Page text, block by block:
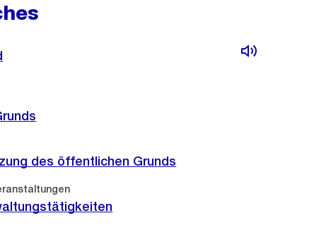
des öffentlichen Grunds